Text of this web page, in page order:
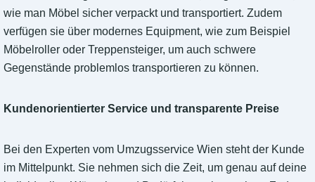
wie man Möbel sicher verpackt und transportiert. Zudem
verfügen sie über modernes Equipment, wie zum Beispiel
Möbelroller oder Treppensteiger, um auch schwere
Gegenstände problemlos transportieren zu können.
Kundenorientierter Service und transparente Preise
Bei den Experten vom Umzugsservice Wien steht der Kunde
im Mittelpunkt. Sie nehmen sich die Zeit, um genau auf deine